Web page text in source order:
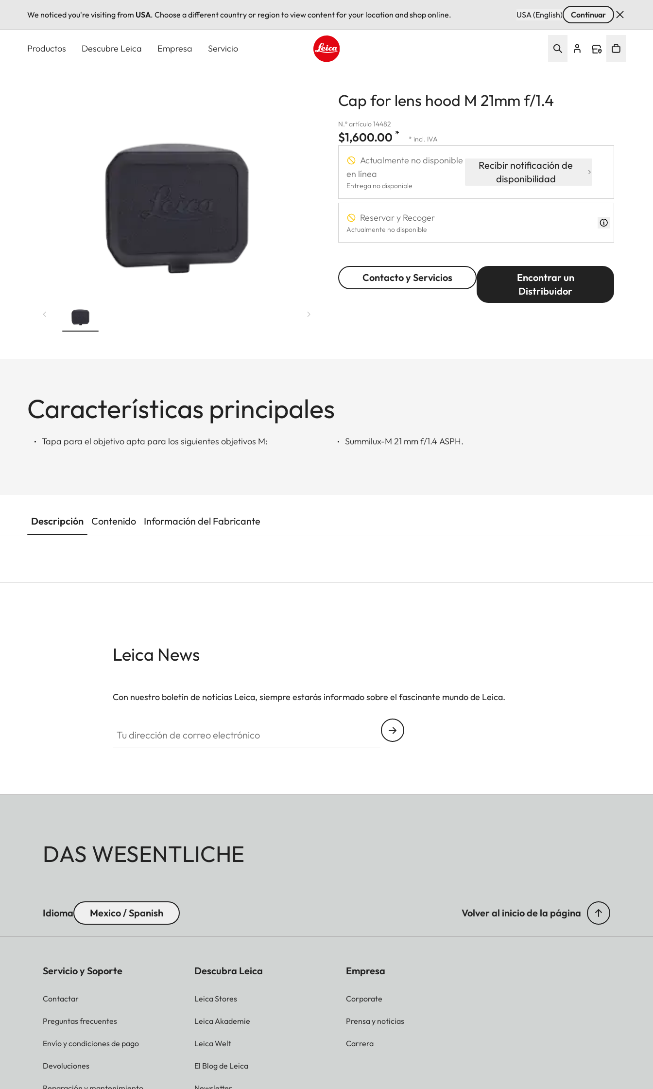
We noticed you're visiting from USA. Choose a different country or region to view content for your location and shop online. USA (English) Continuar
Productos Descubre Leica Empresa Servicio
Cap for lens hood M 21mm f/1.4
N.º artículo 14482
$1,600.00 * * incl. IVA
Actualmente no disponible
en línea
Entrega no disponible
Recibir notificación de
disponibilidad
Reservar y Recoger
Actualmente no disponible
Contacto y Servicios
Encontrar un
Distribuidor
Características principales
Tapa para el objetivo apta para los siguientes objetivos M: Summilux-M 21 mm f/1.4 ASPH.
Descripción Contenido Información del Fabricante
Leica News
Con nuestro boletín de noticias Leica, siempre estarás informado sobre el fascinante mundo de Leica.
DAS WESENTLICHE
Idioma Mexico / Spanish Volver al inicio de la página
Servicio y Soporte
Contactar
Preguntas frecuentes
Envío y condiciones de pago
Devoluciones
Descubra Leica
Leica Stores
Leica Akademie
Leica Welt
El Blog de Leica
Empresa
Corporate
Prensa y noticias
Carrera